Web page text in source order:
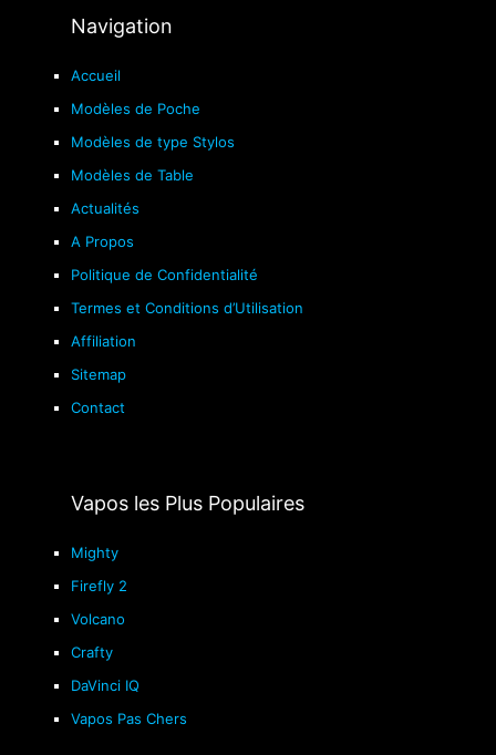
Navigation
Accueil
Modèles de Poche
Modèles de type Stylos
Modèles de Table
Actualités
A Propos
Politique de Confidentialité
Termes et Conditions d’Utilisation
Affiliation
Sitemap
Contact
Vapos les Plus Populaires
Mighty
Firefly 2
Volcano
Crafty
DaVinci IQ
Vapos Pas Chers